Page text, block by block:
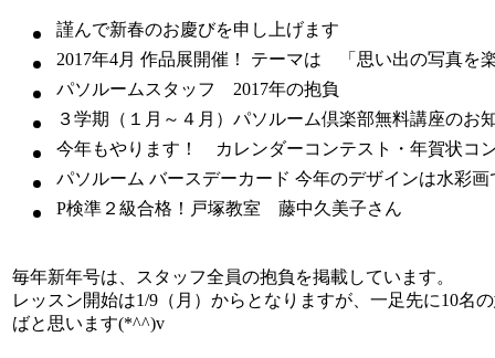
謹んで新春のお慶びを申し上げます
2017年4月 作品展開催！ テーマは 「思い出の写真を
パソルームスタッフ 2017年の抱負
３学期（１月～４月）パソルーム倶楽部無料講座のお
今年もやります！ カレンダーコンテスト・年賀状コ
パソルーム バースデーカード 今年のデザインは
P検準２級合格！戸塚教室 藤中久美子さん
毎年新年号は、スタッフ全員の抱負を掲載しています。
レッスン開始は1/9（月）からとなりますが、一足先に10名
ばと思います(*^^)v